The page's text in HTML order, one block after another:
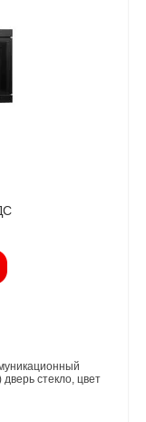
стекло, цвет